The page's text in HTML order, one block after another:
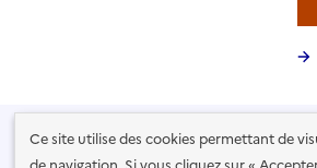
Ce site utilise des cookies permettant de
Recevoir la lettre